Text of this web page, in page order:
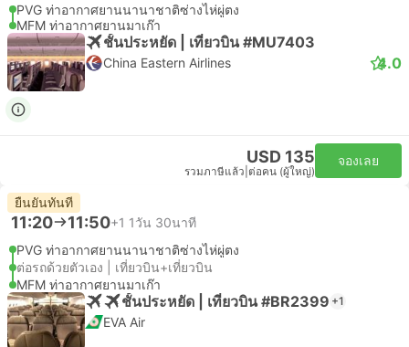
PVG ท่าอากาศยานนานาชาติซ่างไห่ผู่ตง
MFM ท่าอากาศยานมาเก๊า
ชั้นประหยัด | เที่ยวบิน #MU7403
China Eastern Airlines 4.0
USD 135
รวมภาษีแล้ว ต่อคน (ผู้ใหญ่)
จองเลย
ยืนยันทันที
11:20 11:50+1 1วัน 30นาที
PVG ท่าอากาศยานนานาชาติซ่างไห่ผู่ตง
ต่อรถด้วยตัวเอง | เที่ยวบิน+เที่ยวบิน
MFM ท่าอากาศยานมาเก๊า
ชั้นประหยัด | เที่ยวบิน #BR2399 +1
EVA Air